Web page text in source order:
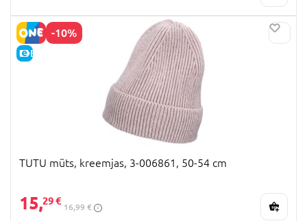
-10%
E-HIND
TUTU müts, kreemjas, 3-006861, 50-54 cm
15,29 €
16,99 €